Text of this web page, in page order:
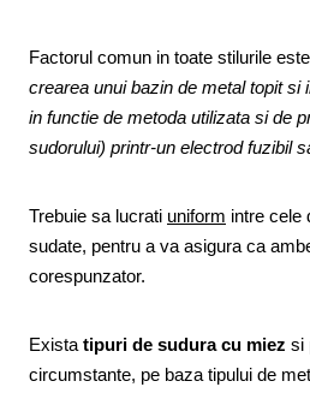
Factorul comun in toate stilurile
crearea unui bazin de metal topit si
in functie de metoda utilizata si de
sudorului) printr-un electrod fuzibil
Trebuie sa lucrati uniform intre cele
sudate, pentru a va asigura ca
corespunzator.
Exista tipuri de sudura cu miez si
circumstante, pe baza tipului de